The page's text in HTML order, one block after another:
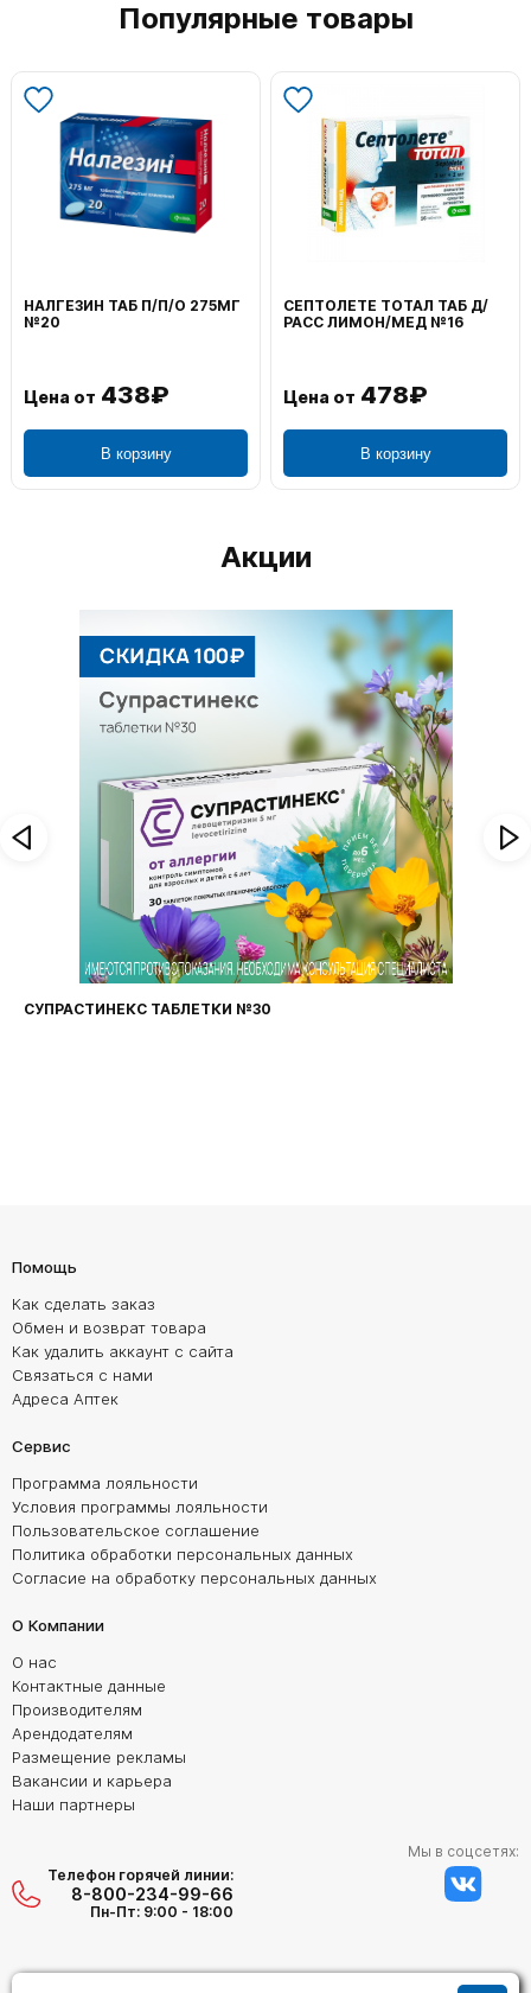
Популярные товары
НАЛГЕЗИН ТАБ П/П/О 275МГ
№20
Цена от 438₽
В корзину
СЕПТОЛЕТЕ ТОТАЛ ТАБ Д/
РАСС ЛИМОН/МЕД №16
Цена от 478₽
В корзину
Акции
СУПРАСТИНЕКС ТАБЛЕТКИ №30
Помощь
Как сделать заказ
Обмен и возврат товара
Как удалить аккаунт с сайта
Связаться с нами
Адреса Аптек
Сервис
Программа лояльности
Условия программы лояльности
Пользовательское соглашение
Политика обработки персональных данных
Согласие на обработку персональных данных
О Компании
О нас
Контактные данные
Производителям
Арендодателям
Размещение рекламы
Вакансии и карьера
Наши партнеры
Телефон горячей линии:
8-800-234-99-66
Пн-Пт: 9:00 - 18:00
Мы в соцсетях: